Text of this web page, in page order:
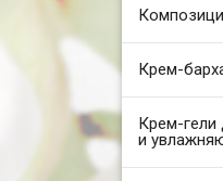
Крем-
Крем-гели
и